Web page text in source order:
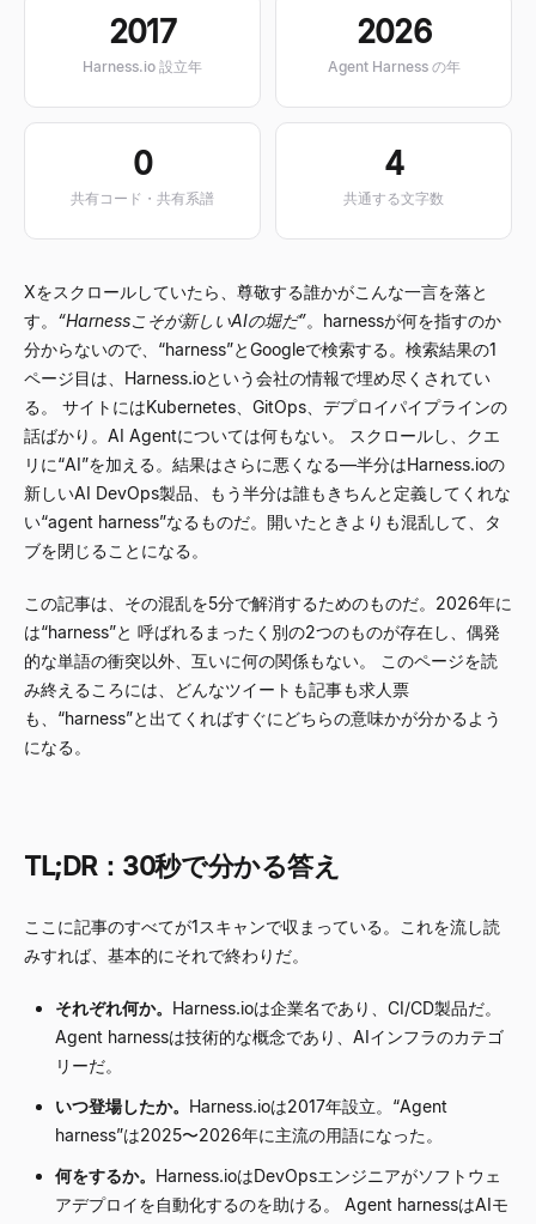
2017
Harness.io 設立年
2026
Agent Harness の年
0
共有コード・共有系譜
4
共通する文字数
Xをスクロールしていたら、尊敬する誰かがこんな一言を落と
す。 “Harnessこそが新しいAIの堀だ”。harnessが何を指すのか
分からないので、 “harness”とGoogleで検索する。検索結果の1
ページ目は、Harness.ioという会社の情報で埋め尽くされてい
る。 サイトにはKubernetes、GitOps、デプロイパイプラインの
話ばかり。AI Agentについては何もない。 スクロールし、クエ
リに“AI”を加える。結果はさらに悪くなる—半分はHarness.ioの
新しいAI DevOps製品、もう半分は誰もきちんと定義してくれな
い“agent harness”なるものだ。開いたときよりも混乱して、タ
ブを閉じることになる。
この記事は、その混乱を5分で解消するためのものだ。2026年に
は“harness”と 呼ばれるまったく別の2つのものが存在し、偶発
的な単語の衝突以外、互いに何の関係もない。 このページを読
み終えるころには、どんなツイートも記事も求人票
も、 “harness”と出てくればすぐにどちらの意味かが分かるよう
になる。
TL;DR：30秒で分かる答え
ここに記事のすべてが1スキャンで収まっている。これを流し読
みすれば、基本的にそれで終わりだ。
それぞれ何か。 Harness.ioは企業名であり、CI/CD製品だ。
Agent harnessは技術的な概念であり、AIインフラのカテゴ
リーだ。
いつ登場したか。 Harness.ioは2017年設立。 “Agent
harness”は2025〜2026年に主流の用語になった。
何をするか。 Harness.ioはDevOpsエンジニアがソフトウェ
アデプロイを自動化するのを助ける。 Agent harnessはAIモ